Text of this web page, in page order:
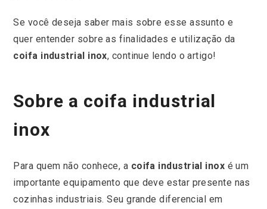
Se você deseja saber mais sobre esse assunto e
quer entender sobre as finalidades e utilização da
coifa industrial inox, continue lendo o artigo!
Sobre a coifa industrial
inox
Para quem não conhece, a coifa industrial inox é um
importante equipamento que deve estar presente nas
cozinhas industriais. Seu grande diferencial em